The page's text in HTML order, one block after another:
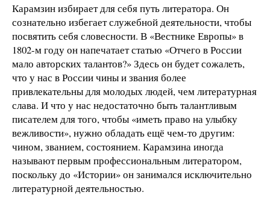
Карамзин избирает для себя путь литератора. Он
сознательно избегает служебной деятельности, чтобы
посвятить себя словесности. В «Вестнике Европы» в
1802-м году он напечатает статью «Отчего в России
мало авторских талантов?» Здесь он будет сожалеть,
что у нас в России чины и звания более
привлекательны для молодых людей, чем литературная
слава. И что у нас недостаточно быть талантливым
писателем для того, чтобы «иметь право на улыбку
вежливости», нужно обладать ещё чем-то другим:
чином, званием, состоянием. Карамзина иногда
называют первым профессиональным литератором,
поскольку до «Истории» он занимался исключительно
литературной деятельностью.